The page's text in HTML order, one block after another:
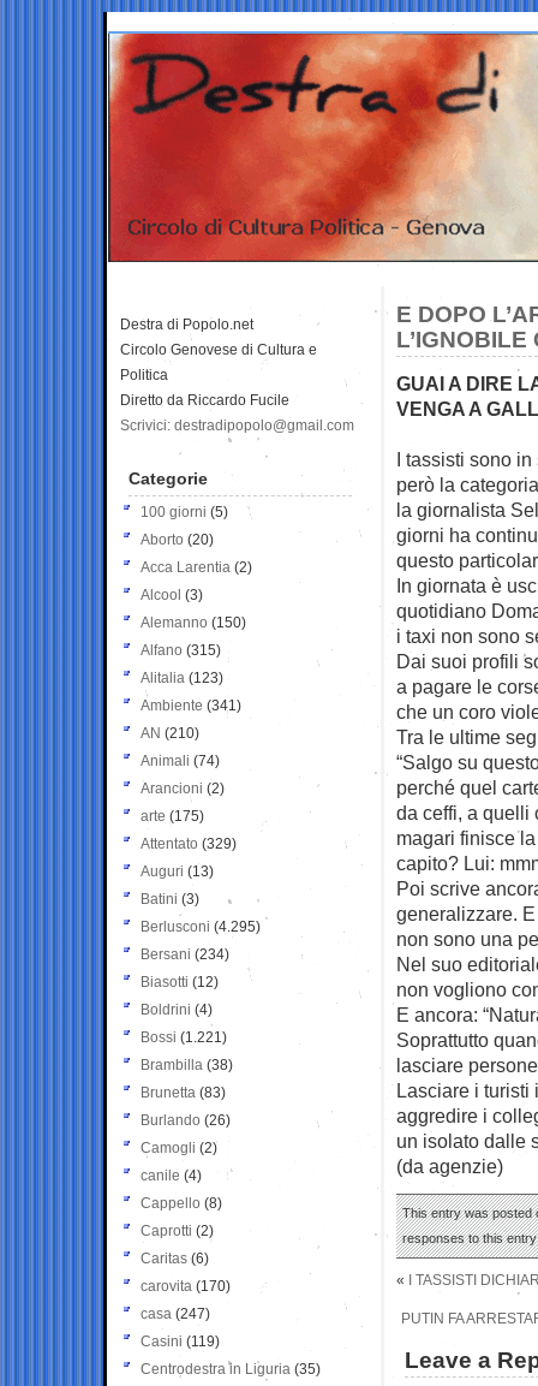
E DOPO
L’IGNOBILE
GUAI A DIRE
VENGA A
I tassisti sono
però la
la giornalista
giorni ha
questo
In giornata è
quotidiano
i taxi non sono
Dai suoi profili
a pagare le
che un coro
Tra le ultime
“Salgo su
perché quel
da ceffi, a quelli
magari finisce
capito? Lui:
Poi scrive
generalizzare.
non sono una
Nel suo
non vogliono
E ancora:
Soprattutto
lasciare
Lasciare i turisti
aggredire i
un isolato dalle
(da agenzie)
This entry was posted
responses to this
« I TASSISTI
PUTIN FA
Leave a
Destra di Popolo.net
Circolo Genovese di Cultura e
Politica
Diretto da Riccardo Fucile
Scrivici: destradipopolo@gmail.com
Categorie
100 giorni (5)
Aborto (20)
Acca Larentia (2)
Alcool (3)
Alemanno (150)
Alfano (315)
Alitalia (123)
Ambiente (341)
AN (210)
Animali (74)
Arancioni (2)
arte (175)
Attentato (329)
Auguri (13)
Batini (3)
Berlusconi (4.295)
Bersani (234)
Biasotti (12)
Boldrini (4)
Bossi (1.221)
Brambilla (38)
Brunetta (83)
Burlando (26)
Camogli (2)
canile (4)
Cappello (8)
Caprotti (2)
Caritas (6)
carovita (170)
casa (247)
Casini (119)
Centrodestra in Liguria (35)